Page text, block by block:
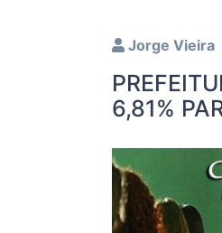
Jorge Vieira
6,81%